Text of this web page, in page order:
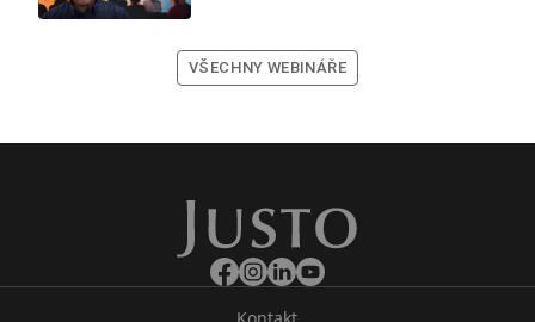
VŠECHNY WEBINÁŘE